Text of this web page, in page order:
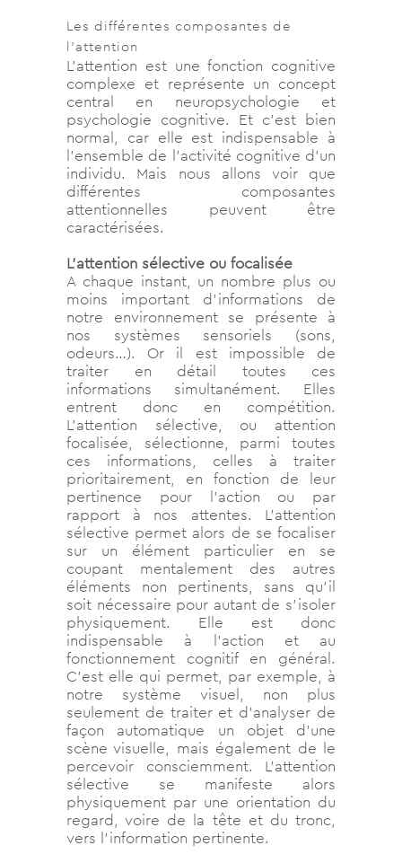
Les différentes composantes de
l’attention
L’attention est une fonction cognitive
complexe et représente un concept
central en neuropsychologie et
psychologie cognitive. Et c’est bien
normal, car elle est indispensable à
l’ensemble de l’activité cognitive d’un
individu. Mais nous allons voir que
différentes composantes
attentionnelles peuvent être
caractérisées.
L’attention sélective ou focalisée
A chaque instant, un nombre plus ou
moins important d’informations de
notre environnement se présente à
nos systèmes sensoriels (sons,
odeurs…). Or il est impossible de
traiter en détail toutes ces
informations simultanément. Elles
entrent donc en compétition.
L’attention sélective, ou attention
focalisée, sélectionne, parmi toutes
ces informations, celles à traiter
prioritairement, en fonction de leur
pertinence pour l’action ou par
rapport à nos attentes. L’attention
sélective permet alors de se focaliser
sur un élément particulier en se
coupant mentalement des autres
éléments non pertinents, sans qu’il
soit nécessaire pour autant de s’isoler
physiquement. Elle est donc
indispensable à l’action et au
fonctionnement cognitif en général.
C’est elle qui permet, par exemple, à
notre système visuel, non plus
seulement de traiter et d’analyser de
façon automatique un objet d’une
scène visuelle, mais également de le
percevoir consciemment. L’attention
sélective se manifeste alors
physiquement par une orientation du
regard, voire de la tête et du tronc,
vers l’information pertinente.